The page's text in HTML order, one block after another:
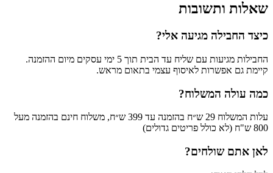
שאלות ותשובות
כיצד החבילה מגיעה אלי?
החבילות מגיעות עם שליח עד הבית תוך 5 ימי עסקים מיום ההזמנה.
קיימת גם אפשרות לאיסוף עצמי בתאום מראש.
כמה עולה המשלוח?
עלות המשלוח 29 ש״ח בהזמנה עד 399 ש״ח, משלוח חינם בהזמנה מעל
800 ש"ח (לא כולל פריטים גדולים)
לאן אתם שולחים?